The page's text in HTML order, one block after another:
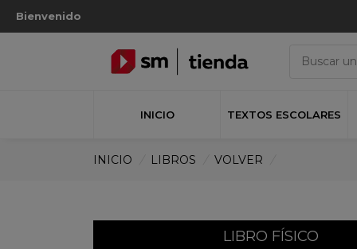
Bienvenido
INICIO TEXTOS ESCOLARES
INICIO LIBROS VOLVER
LIBRO FÍSICO